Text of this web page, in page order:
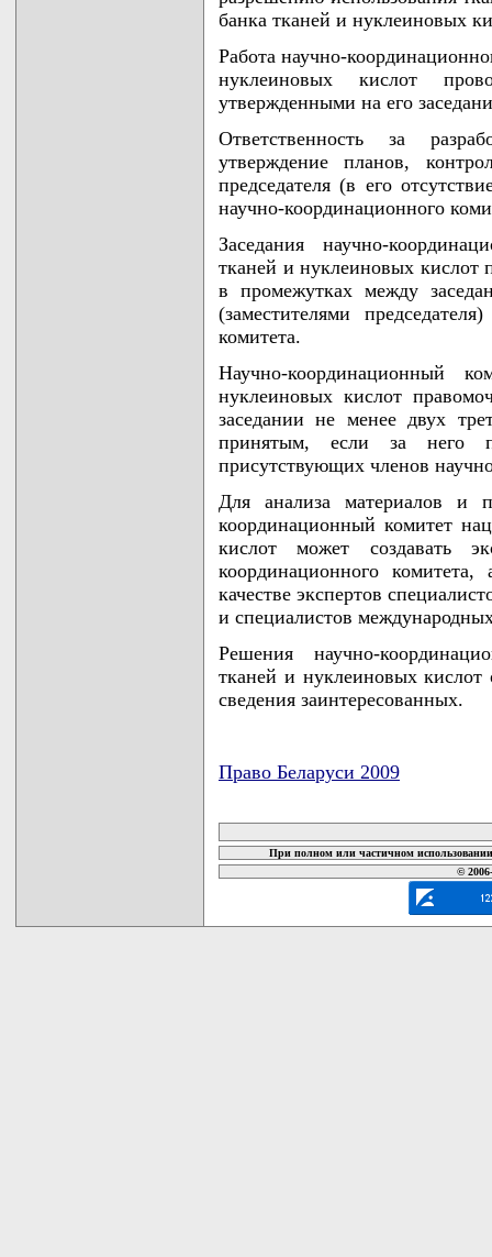
банка тканей и нуклеиновых
Работа научно-
нуклеиновых кислот
утвержденными на его
Ответственность за
утверждение планов,
председателя (в его
научно-координационного
Заседания научно-
тканей и нуклеиновых кислот
в промежутках между
(заместителями
комитета.
Научно-координационный
нуклеиновых кислот
заседании не менее двух
принятым, если за него
присутствующих членов
Для анализа материалов и
координационный комитет
кислот может создавать
координационного
качестве экспертов
и специалистов
Решения научно-
тканей и нуклеиновых кислот
сведения заинтересованных.
Право Беларуси 2009
При полном или частичном
©